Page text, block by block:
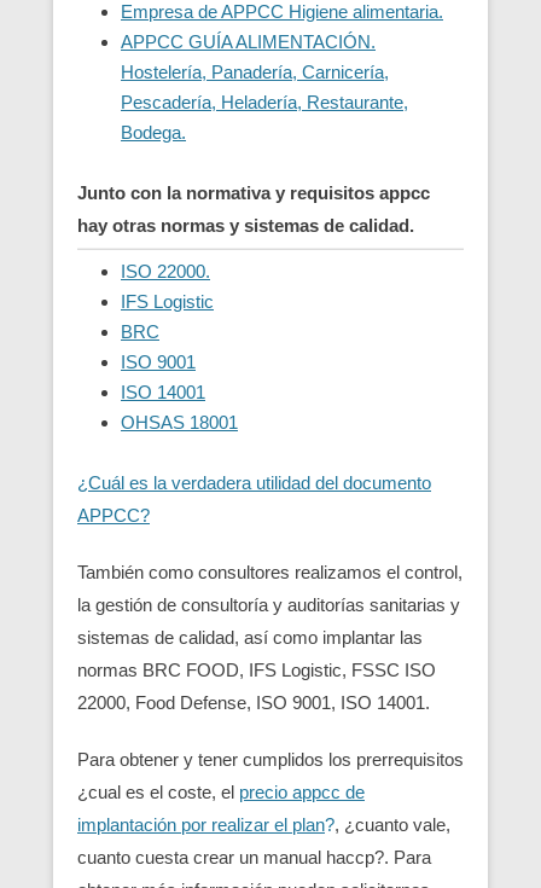
Empresa de APPCC Higiene alimentaria.
APPCC GUÍA ALIMENTACIÓN.
Hostelería, Panadería, Carnicería,
Pescadería, Heladería, Restaurante,
Bodega.
Junto con la normativa y requisitos appcc
hay otras normas y sistemas de calidad.
ISO 22000.
IFS Logistic
BRC
ISO 9001
ISO 14001
OHSAS 18001
¿Cuál es la verdadera utilidad del documento
APPCC?
También como consultores realizamos el control,
la gestión de consultoría y auditorías sanitarias y
sistemas de calidad, así como implantar las
normas BRC FOOD, IFS Logistic, FSSC ISO
22000, Food Defense, ISO 9001, ISO 14001.
Para obtener y tener cumplidos los prerrequisitos
¿cual es el coste, el precio appcc de
implantación por realizar el plan?, ¿cuanto vale,
cuanto cuesta crear un manual haccp?. Para